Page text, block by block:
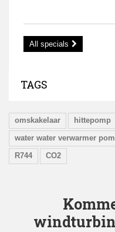
All specials
TAGS
omskakelaar hittepomp
water water verwarmer
R744
CO2